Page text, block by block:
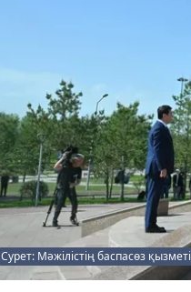
Сурет: Мәжілістің баспасөз қызметі